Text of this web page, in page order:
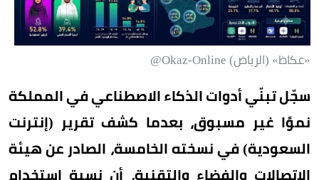
«عكاظ» (الرياض) Okaz-Online@
سجّل تبنّي أدوات الذكاء الاصطناعي في المملكة
نموًا غير مسبوق، بعدما كشف تقرير (إنترنت
السعودية) في نسخته الخامسة، الصادر عن هيئة